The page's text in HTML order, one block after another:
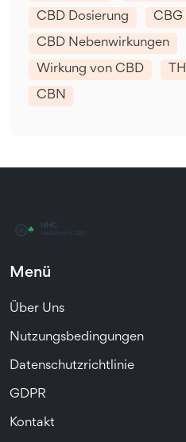
CBD Dosierung CBG
CBD Nebenwirkungen
Wirkung von CBD
CBN
Menü
Über Uns
Nutzungsbedingungen
Datenschutzrichtlinie
GDPR
Kontakt